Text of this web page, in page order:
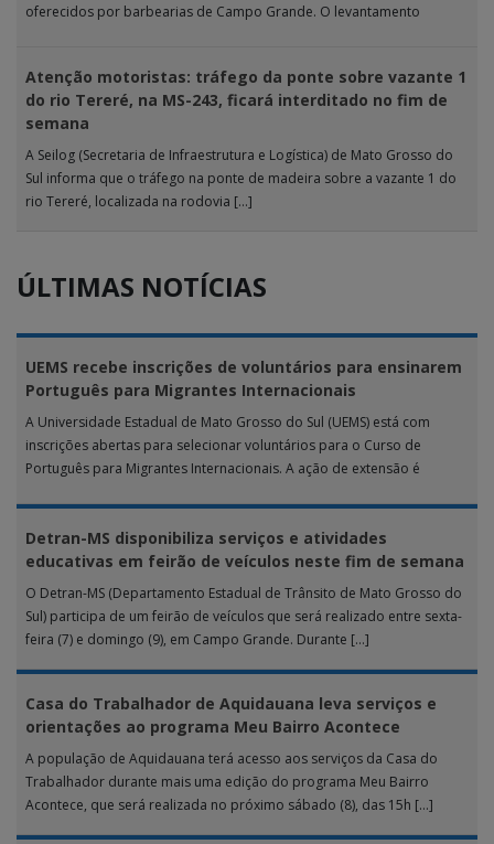
oferecidos por barbearias de Campo Grande. O levantamento
Atenção motoristas: tráfego da ponte sobre vazante 1
do rio Tereré, na MS-243, ficará interditado no fim de
semana
A Seilog (Secretaria de Infraestrutura e Logística) de Mato Grosso do
Sul informa que o tráfego na ponte de madeira sobre a vazante 1 do
rio Tereré, localizada na rodovia […]
ÚLTIMAS NOTÍCIAS
UEMS recebe inscrições de voluntários para ensinarem
Português para Migrantes Internacionais
A Universidade Estadual de Mato Grosso do Sul (UEMS) está com
inscrições abertas para selecionar voluntários para o Curso de
Português para Migrantes Internacionais. A ação de extensão é
Detran-MS disponibiliza serviços e atividades
educativas em feirão de veículos neste fim de semana
O Detran-MS (Departamento Estadual de Trânsito de Mato Grosso do
Sul) participa de um feirão de veículos que será realizado entre sexta-
feira (7) e domingo (9), em Campo Grande. Durante […]
Casa do Trabalhador de Aquidauana leva serviços e
orientações ao programa Meu Bairro Acontece
A população de Aquidauana terá acesso aos serviços da Casa do
Trabalhador durante mais uma edição do programa Meu Bairro
Acontece, que será realizada no próximo sábado (8), das 15h […]